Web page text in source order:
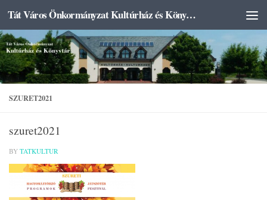
Skip to content Tát Város Önkormányzat Kultúrház és Könyvtár
SZURET2021
szuret2021
BY TATKULTUR